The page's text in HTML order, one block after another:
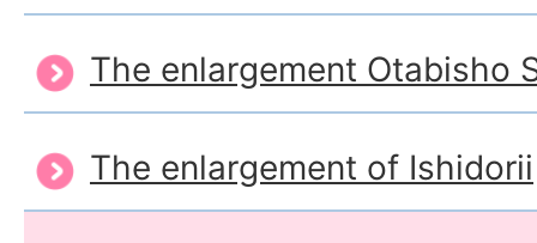
The enlargement Otabisho
The enlargement of Ishidorii